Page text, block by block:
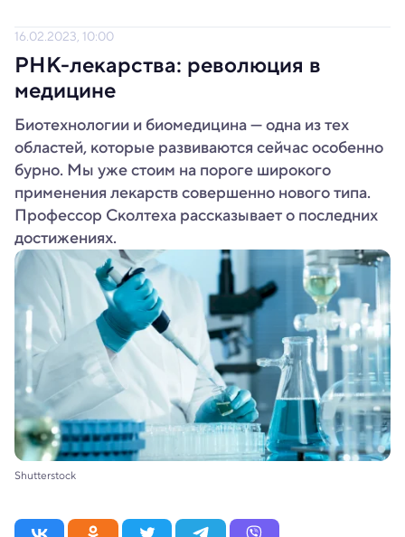
16.02.2023, 10:00
РНК-лекарства: революция в
медицине
Биотехнологии и биомедицина — одна из тех
областей, которые развиваются сейчас особенно
бурно. Мы уже стоим на пороге широкого
применения лекарств совершенно нового типа.
Профессор Сколтеха рассказывает о последних
достижениях.
Shutterstock